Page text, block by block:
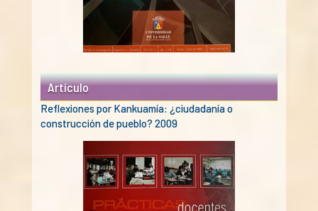
Artículo
Reflexiones por Kankuamía: ¿ciudadanía o
construcción de pueblo? 2009